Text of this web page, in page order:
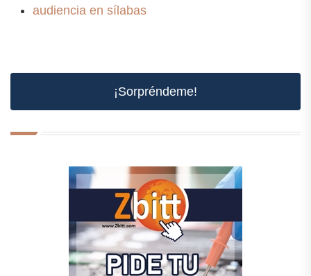
audiencia en sílabas
¡Sorpréndeme!